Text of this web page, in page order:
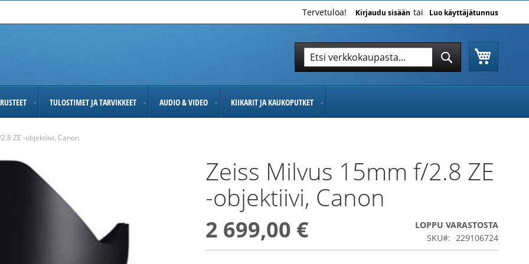
Tervetuloa! Kirjaudu sisään Luo käyttäjätunnus
Hae
TULOSTIMET JA TARVIKKEET AUDIO & VIDEO KIIKARIT JA KAUKOPUTKET
ZE -objektiivi, Canon
Zeiss Milvus 15mm f/2.8 ZE
-objektiivi, Canon
2 699,00 €
LOPPU VARASTOSTA
SKU
229106724